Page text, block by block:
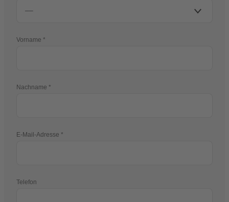
Vorname
Nachname
E-Mail-Adresse
Telefon